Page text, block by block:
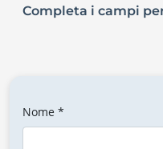
Completa i campi
Nome *